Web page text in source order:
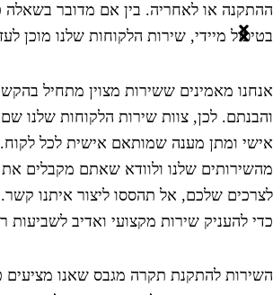
או לאחריה. בין אם מדובר בשאלה
מיידי, שירות הלקוחות שלנו מוכן
מאמינים ששירות מצוין מתחיל
לכן, צוות שירות הלקוחות שלנו
ומתן מענה שמותאם אישית לכל לקוח.
שלנו ולוודא שאתם מקבלים את
שלכם, אל תהססו ליצור איתנו קשר.
להעניק שירות מקצועי ואדיב לשביעות
להתקנת תקרה מגבס שאנו מציעים